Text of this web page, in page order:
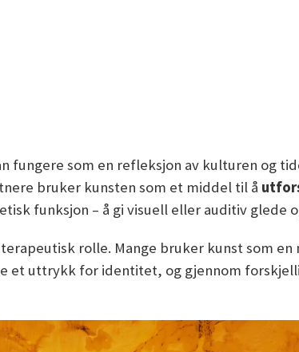
fungere som en refleksjon av kulturen og
bruker kunsten som et middel til å
funksjon – å gi visuell eller auditiv glede
rolle. Mange bruker kunst som
et uttrykk for identitet, og gjennom